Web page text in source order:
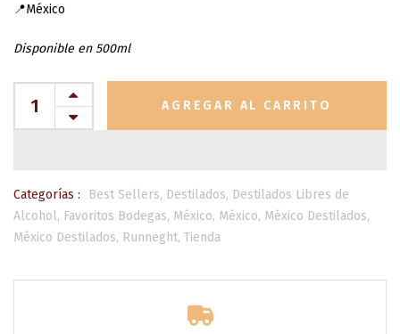
📍México
Disponible en 500ml
AGREGAR AL CARRITO
Categorías : Best Sellers, Destilados, Destilados Libres de
Alcohol, Favoritos Bodegas, México, México, México Destilados,
México Destilados, Runneght, Tienda